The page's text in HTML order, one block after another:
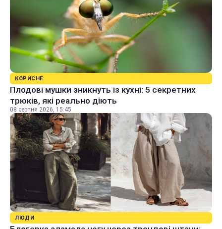
КОРИСНЕ
Плодові мушки зникнуть із кухні: 5 секретних
трюків, які реально діють
08 серпня 2026, 15:45
ЛЮДИ